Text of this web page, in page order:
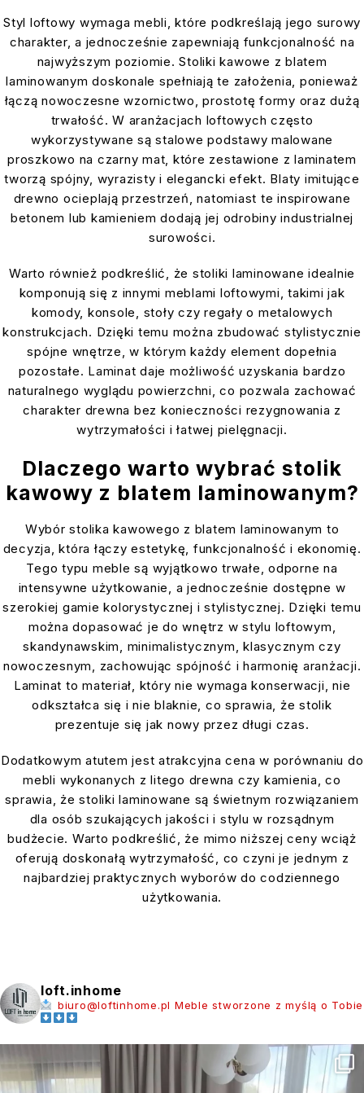
Styl loftowy wymaga mebli, które podkreślają jego surowy
charakter, a jednocześnie zapewniają funkcjonalność na
najwyższym poziomie. Stoliki kawowe z blatem
laminowanym doskonale spełniają te założenia, ponieważ
łączą nowoczesne wzornictwo, prostotę formy oraz dużą
trwałość. W aranżacjach loftowych często
wykorzystywane są stalowe podstawy malowane
proszkowo na czarny mat, które zestawione z laminatem
tworzą spójny, wyrazisty i elegancki efekt. Blaty imitujące
drewno ocieplają przestrzeń, natomiast te inspirowane
betonem lub kamieniem dodają jej odrobiny industrialnej
surowości.
Warto również podkreślić, że stoliki laminowane idealnie
komponują się z innymi meblami loftowymi, takimi jak
komody, konsole, stoły czy regały o metalowych
konstrukcjach. Dzięki temu można zbudować stylistycznie
spójne wnętrze, w którym każdy element dopełnia
pozostałe. Laminat daje możliwość uzyskania bardzo
naturalnego wyglądu powierzchni, co pozwala zachować
charakter drewna bez konieczności rezygnowania z
wytrzymałości i łatwej pielęgnacji.
Dlaczego warto wybrać stolik
kawowy z blatem laminowanym?
Wybór stolika kawowego z blatem laminowanym to
decyzja, która łączy estetykę, funkcjonalność i ekonomię.
Tego typu meble są wyjątkowo trwałe, odporne na
intensywne użytkowanie, a jednocześnie dostępne w
szerokiej gamie kolorystycznej i stylistycznej. Dzięki temu
można dopasować je do wnętrz w stylu loftowym,
skandynawskim, minimalistycznym, klasycznym czy
nowoczesnym, zachowując spójność i harmonię aranżacji.
Laminat to materiał, który nie wymaga konserwacji, nie
odkształca się i nie blaknie, co sprawia, że stolik
prezentuje się jak nowy przez długi czas.
Dodatkowym atutem jest atrakcyjna cena w porównaniu do
mebli wykonanych z litego drewna czy kamienia, co
sprawia, że stoliki laminowane są świetnym rozwiązaniem
dla osób szukających jakości i stylu w rozsądnym
budżecie. Warto podkreślić, że mimo niższej ceny wciąż
oferują doskonałą wytrzymałość, co czyni je jednym z
najbardziej praktycznych wyborów do codziennego
użytkowania.
loft.inhome
biuro@loftinhome.pl Meble stworzone z myślą o Tobie